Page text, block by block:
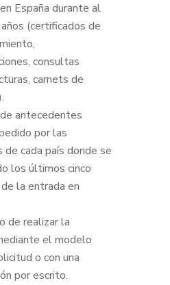
España durante al
(certificados de
consultas
carnets de
antecedentes
por las
de cada país donde se
los últimos cinco
la entrada en
de realizar la
el modelo
o con una
por escrito.